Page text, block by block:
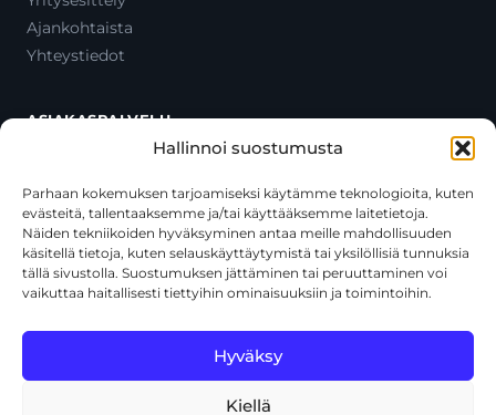
Hallinnoi suostumusta
Parhaan kokemuksen tarjoamiseksi käytämme teknologioita, kuten
evästeitä, tallentaaksemme ja/tai käyttääksemme laitetietoja.
Näiden tekniikoiden hyväksyminen antaa meille mahdollisuuden
käsitellä tietoja, kuten selauskäyttäytymistä tai yksilöllisiä tunnuksia
tällä sivustolla. Suostumuksen jättäminen tai peruuttaminen voi
vaikuttaa haitallisesti tiettyihin ominaisuuksiin ja toimintoihin.
Hyväksy
Kiellä
Ajankohtaista
Yhteystiedot
ASIAKASPALVELU
Oma tili
Maksutavat
Toimitustavat
Usein kysytyt kysymykset
+358 44 270 3795
asiakaspalvelu@toolcat.fi